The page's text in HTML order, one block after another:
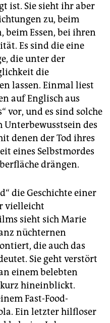
ist. Sie sieht ihr aber
zu, beim
beim Essen, bei ihren
Es sind die eine
die unter der
die
lassen. Einmal liest
auf Englisch aus
vor, und es sind solche
Unterbewusstsein des
denen der Tod ihres
eines Selbstmordes
drängen.
die Geschichte einer
vielleicht
sieht sich Marie
nüchternen
die auch das
Sie geht verstört
einem belebten
hineinblickt.
Fast-Food-
Ein letzter hilfloser